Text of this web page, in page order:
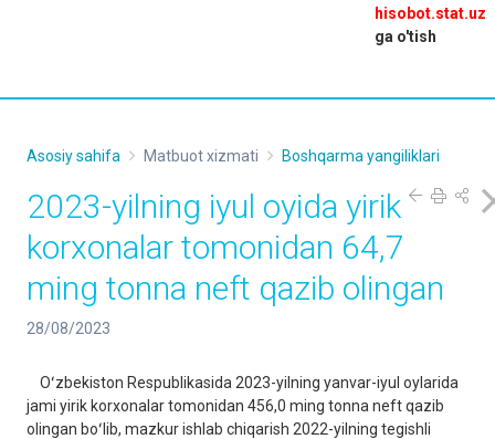
hisobot.stat.uz
ga o'tish
Asosiy sahifa Matbuot xizmati Boshqarma yangiliklari
2023-yilning iyul oyida yirik
korxonalar tomonidan 64,7
ming tonna neft qazib olingan
28/08/2023
Oʻzbekiston Respublikasida 2023-yilning yanvar-iyul oylarida
jami yirik korxonalar tomonidan 456,0 ming tonna neft qazib
olingan boʻlib, mazkur ishlab chiqarish 2022-yilning tegishli